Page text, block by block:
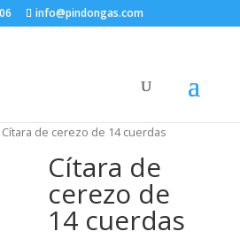
info@pindongas.com
de cerezo de 14 cuerdas
Cítara de
cerezo de
14 cuerdas